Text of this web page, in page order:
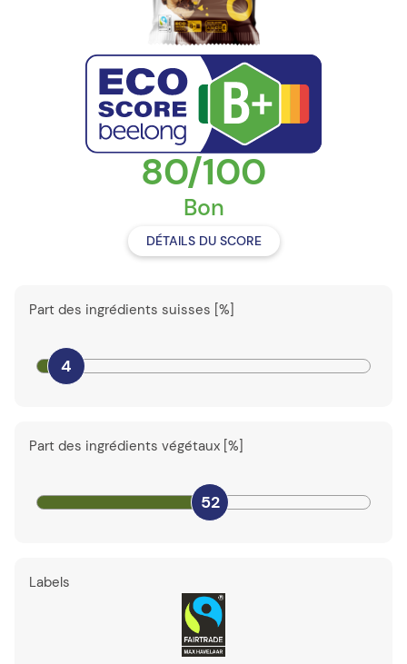
80/100
Bon
DÉTAILS DU SCORE
Part des ingrédients suisses [%]
4
Part des ingrédients végétaux [%]
52
Labels